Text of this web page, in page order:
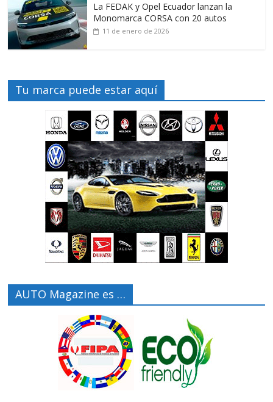
La FEDAK y Opel Ecuador lanzan la
Monomarca CORSA con 20 autos
11 de enero de 2026
Tu marca puede estar aquí
AUTO Magazine es …